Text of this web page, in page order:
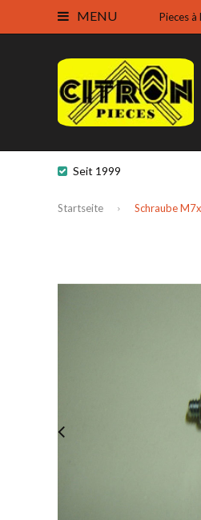
MENU Pieces
Seit 1999
Startseite Schraube